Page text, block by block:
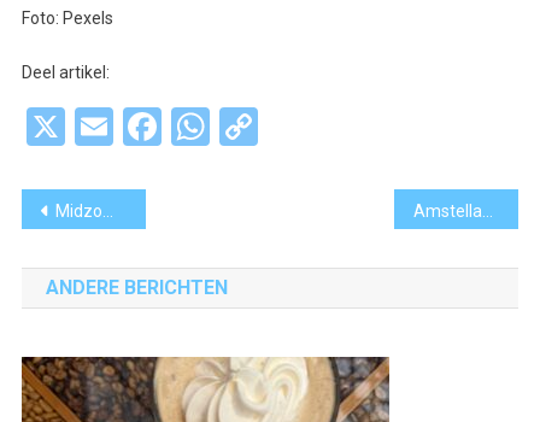
Foto: Pexels
Deel artikel:
X EmailFacebook
WhatsApp
Copy
Bericht
navigatie
Midzomernachtcross in Amstelveen Amstelland serveert tennis én gastronomie tijdens de Culinaire Open Tennistoernooien
ANDERE BERICHTEN